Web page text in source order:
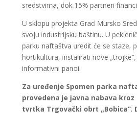
sredstvima, dok 15% partneri
U sklopu projekta Grad Mursko
svoju industrijsku baštinu. U
parku naftaštva uredit će se staze,
hortikultura, instalirati nove
informativni panoi.
Za uređenje Spomen parka
provedena je javna nabava
tvrtka Trgovački obrt „Bobica“.